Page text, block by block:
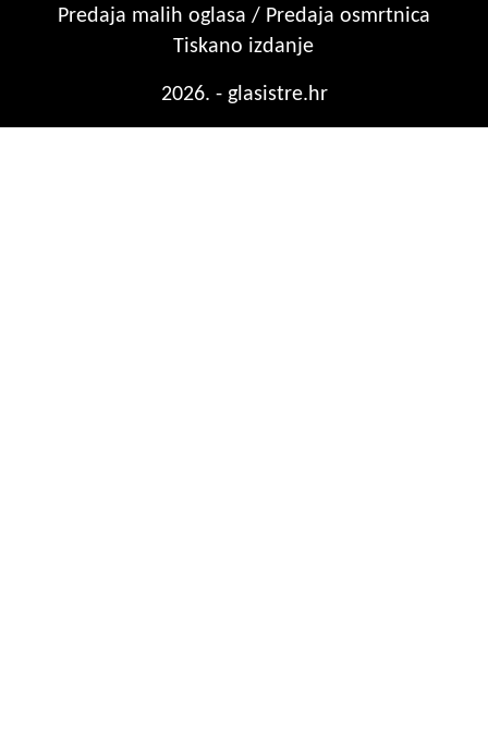
Predaja malih oglasa / Predaja osmrtnica
Tiskano izdanje
2026. - glasistre.hr